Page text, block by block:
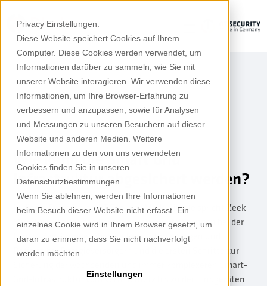
Privacy Einstellungen:
Diese Website speichert Cookies auf Ihrem
Computer. Diese Cookies werden verwendet, um
Informationen darüber zu sammeln, wie Sie mit
unserer Website interagieren. Wir verwenden diese
Informationen, um Ihre Browser-Erfahrung zu
verbessern und anzupassen, sowie für Analysen
und Messungen zu unseren Besuchern auf dieser
Website und anderen Medien. Weitere
Informationen zu den von uns verwendeten
Cookies finden Sie in unseren
Datenschutzbestimmungen.
Wenn Sie ablehnen, werden Ihre Informationen
beim Besuch dieser Website nicht erfasst. Ein
einzelnes Cookie wird in Ihrem Browser gesetzt, um
daran zu erinnern, dass Sie nicht nachverfolgt
werden möchten.
Einstellungen
Podcast
Wie kann die Smart Grid
Infrastruktur abgesichert werden?
In dieser Episode von OT Security Made Simple spricht Zeek
Muratovic, Leiter des Bereichs Sicherheitslösungen bei der
Landis+Gyr-Gruppe, über die Herausforderungen und
Defizite bei Energieversorgern und die ersten Schritte zur
Sicherung der wachsenden und immer komplexeren Smart-
Grid-Infrastruktur vom Verteilernetz bis zu den Endgeräten